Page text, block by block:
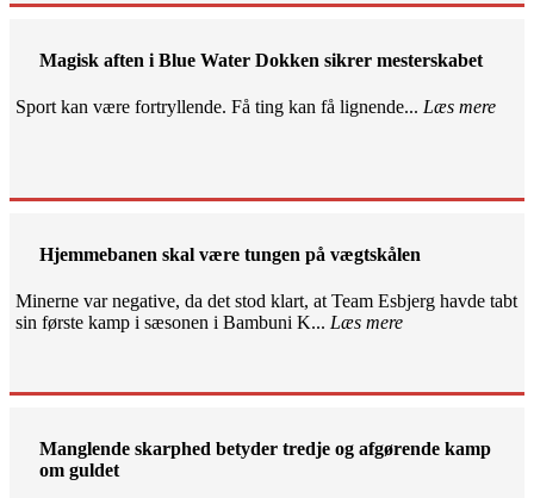
Magisk aften i Blue Water Dokken sikrer mesterskabet
Sport kan være fortryllende. Få ting kan få lignende... Læs mere
Hjemmebanen skal være tungen på vægtskålen
Minerne var negative, da det stod klart, at Team Esbjerg havde tabt
sin første kamp i sæsonen i Bambuni K... Læs mere
Manglende skarphed betyder tredje og afgørende kamp
om guldet